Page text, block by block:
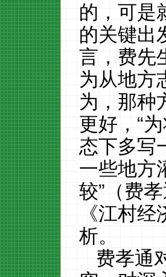
的，可是
的关键出
言，费先
为从地方
为，那种
更好，“
态下多写
一些地方
较”（费
《江村经
析。
费孝通